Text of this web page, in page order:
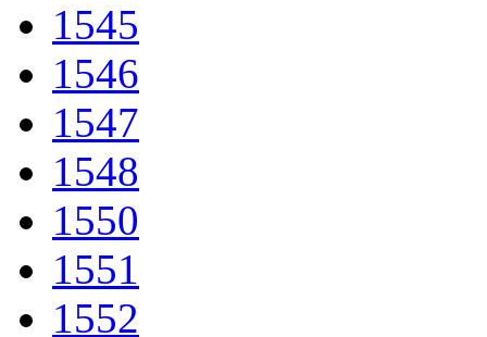
1545
1546
1547
1548
1550
1551
1552